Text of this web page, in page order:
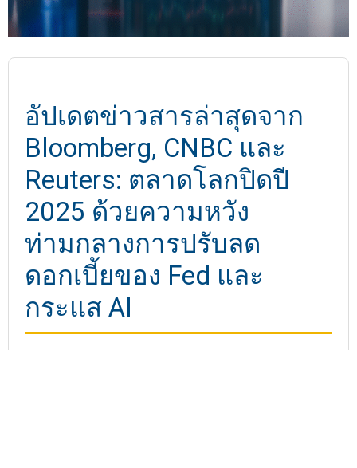
อัปเดตข่าวสารล่าสุดจาก
Bloomberg, CNBC และ
Reuters: ตลาดโลกปิดปี
2025 ด้วยความหวัง
ท่ามกลางการปรับลด
ดอกเบี้ยของ Fed และ
กระแส AI